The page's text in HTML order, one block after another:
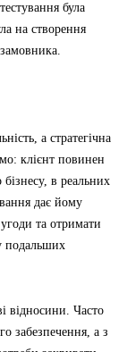
була
на створення
а стратегічна
клієнт повинен
в реальних
дає йому
та отримати
подальших
відносини. Часто
забезпечення, а з